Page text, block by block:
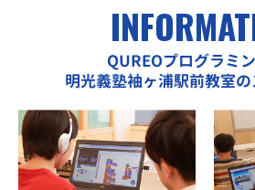
QUREOプログラミ
明光義塾袖ヶ浦駅前教室